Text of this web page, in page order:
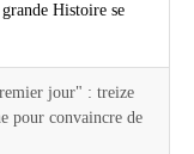
Histoire se
jour" : treize
pour convaincre de